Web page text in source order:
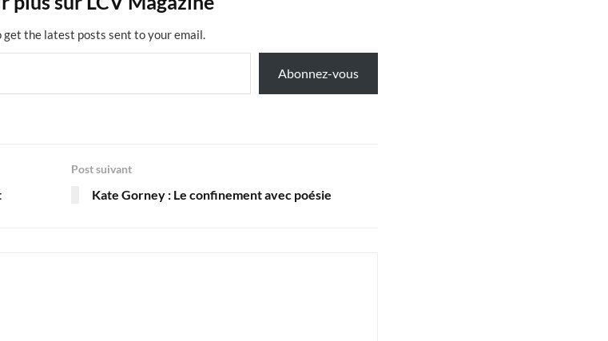
get the latest posts sent to your email.
Abonnez-vous
Post suivant
Kate Gorney : Le confinement avec poésie